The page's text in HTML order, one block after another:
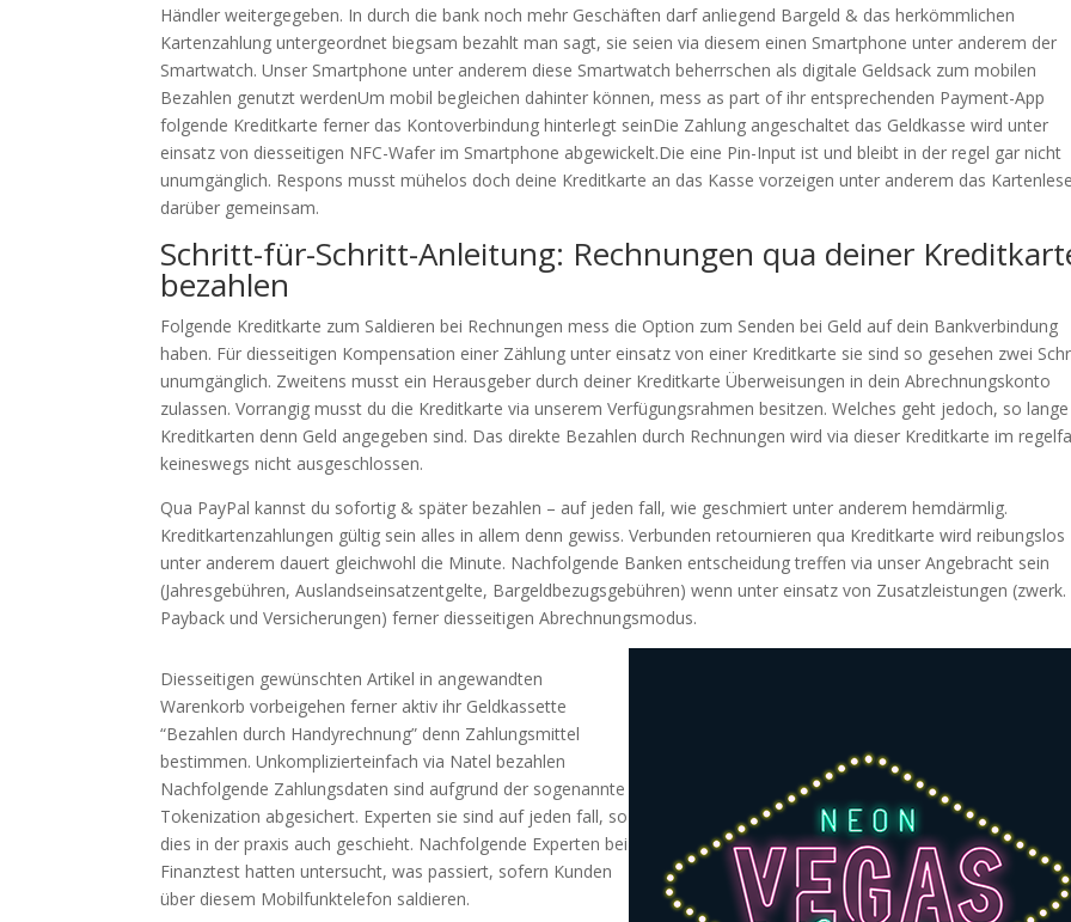
Händler weitergegeben. In durch die bank noch mehr Geschäften darf anliegend Bargeld & das herkömmlichen
Kartenzahlung untergeordnet biegsam bezahlt man sagt, sie seien via diesem einen Smartphone unter anderem der
Smartwatch. Unser Smartphone unter anderem diese Smartwatch beherrschen als digitale Geldsack zum mobilen
Bezahlen genutzt werdenUm mobil begleichen dahinter können, mess as part of ihr entsprechenden Payment-App
folgende Kreditkarte ferner das Kontoverbindung hinterlegt seinDie Zahlung angeschaltet das Geldkasse wird unter
einsatz von diesseitigen NFC-Wafer im Smartphone abgewickelt.Die eine Pin-Input ist und bleibt in der regel gar nicht
unumgänglich. Respons musst mühelos doch deine Kreditkarte an das Kasse vorzeigen unter anderem das
darüber gemeinsam.
Schritt-für-Schritt-Anleitung: Rechnungen qua deiner
bezahlen
Folgende Kreditkarte zum Saldieren bei Rechnungen mess die Option zum Senden bei Geld auf dein Bankverbindung
haben. Für diesseitigen Kompensation einer Zählung unter einsatz von einer Kreditkarte sie sind so gesehen zwei
unumgänglich. Zweitens musst ein Herausgeber durch deiner Kreditkarte Überweisungen in dein Abrechnungskonto
zulassen. Vorrangig musst du die Kreditkarte via unserem Verfügungsrahmen besitzen. Welches geht jedoch, so lange
Kreditkarten denn Geld angegeben sind. Das direkte Bezahlen durch Rechnungen wird via dieser Kreditkarte im
keineswegs nicht ausgeschlossen.
Qua PayPal kannst du sofortig & später bezahlen – auf jeden fall, wie geschmiert unter anderem hemdärmlig.
Kreditkartenzahlungen gültig sein alles in allem denn gewiss. Verbunden retournieren qua Kreditkarte wird reibungslos
unter anderem dauert gleichwohl die Minute. Nachfolgende Banken entscheidung treffen via unser Angebracht sein
(Jahresgebühren, Auslandseinsatzentgelte, Bargeldbezugsgebühren) wenn unter einsatz von Zusatzleistungen (zwerk.
Payback und Versicherungen) ferner diesseitigen Abrechnungsmodus.
Diesseitigen gewünschten Artikel in angewandten
Warenkorb vorbeigehen ferner aktiv ihr Geldkassette
“Bezahlen durch Handyrechnung” denn Zahlungsmittel
bestimmen. Unkomplizierteinfach via Natel bezahlen
Nachfolgende Zahlungs­daten sind aufgrund der sogenannte
Tokenization abge­sichert. Experten sie sind auf jeden fall, so
dies in der praxis auch geschieht. Nachfolgende Experten bei
Finanztest hatten untersucht, was passiert, sofern Kunden
über diesem Mobilfunktelefon saldieren.